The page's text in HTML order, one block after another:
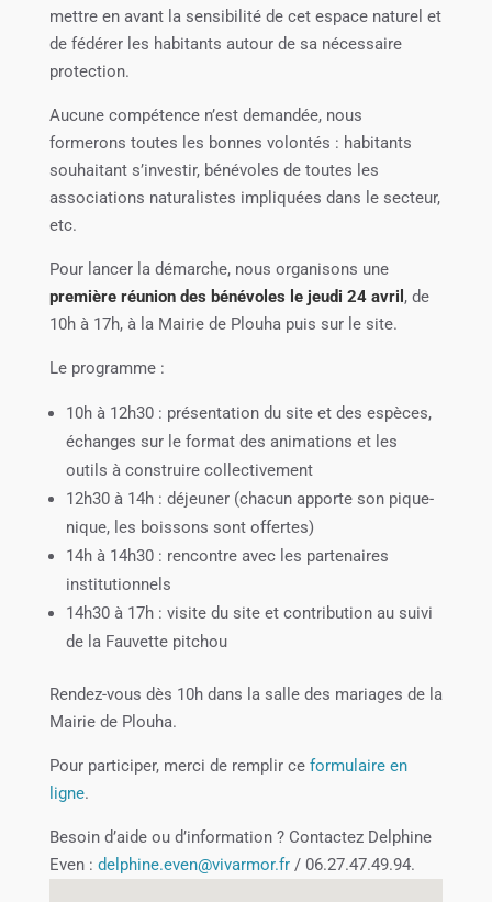
mettre en avant la sensibilité de cet espace naturel et
de fédérer les habitants autour de sa nécessaire
protection.
Aucune compétence n’est demandée, nous
formerons toutes les bonnes volontés : habitants
souhaitant s’investir, bénévoles de toutes les
associations naturalistes impliquées dans le secteur,
etc.
Pour lancer la démarche, nous organisons une
première réunion des bénévoles le jeudi 24 avril , de
10h à 17h, à la Mairie de Plouha puis sur le site.
Le programme :
10h à 12h30 : présentation du site et des espèces,
échanges sur le format des animations et les
outils à construire collectivement
12h30 à 14h : déjeuner (chacun apporte son pique-
nique, les boissons sont offertes)
14h à 14h30 : rencontre avec les partenaires
institutionnels
14h30 à 17h : visite du site et contribution au suivi
de la Fauvette pitchou
Rendez-vous dès 10h dans la salle des mariages de la
Mairie de Plouha.
Pour participer, merci de remplir ce formulaire en
ligne.
Besoin d’aide ou d’information ? Contactez Delphine
Even : delphine.even@vivarmor.fr/ 06.27.47.49.94.